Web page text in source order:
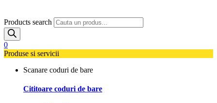
Products search
0
Produse si servicii
Scanare coduri de bare
Cititoare coduri de bare